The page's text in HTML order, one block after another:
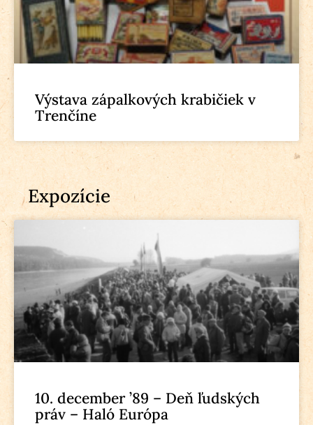
Výstava zápalkových krabičiek v
Trenčíne
Expozície
10. december ’89 – Deň ľudských
práv – Haló Európa